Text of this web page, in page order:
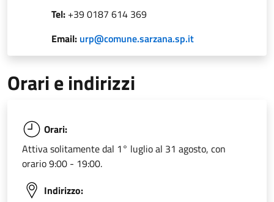
Tel: +39 0187 614 369
Email: urp@comune.sarzana.sp.it
Orari e indirizzi
Orari:
Attiva solitamente dal 1° luglio al 31 agosto, con
orario 9:00 - 19:00.
Indirizzo: